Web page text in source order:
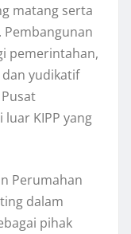
matang serta
Pembangunan
pemerintahan,
yudikatif
luar KIPP yang
Perumahan
dalam
pihak